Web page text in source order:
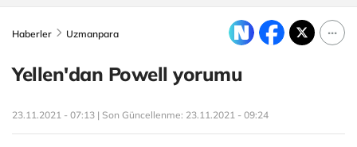
Haberler Uzmanpara
Yellen'dan Powell yorumu
23.11.2021 - 07:13 | Son Güncellenme: 23.11.2021 - 09:24